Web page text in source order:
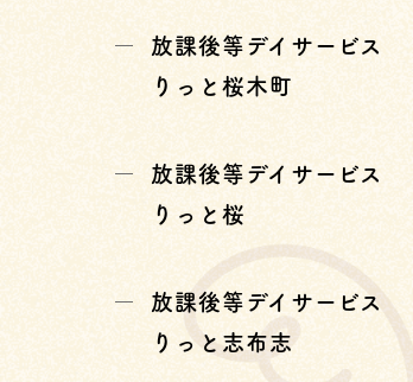
放課後等デイサービス
りっと桜木町
放課後等デイサービス
りっと桜
放課後等デイサービス
りっと志布志